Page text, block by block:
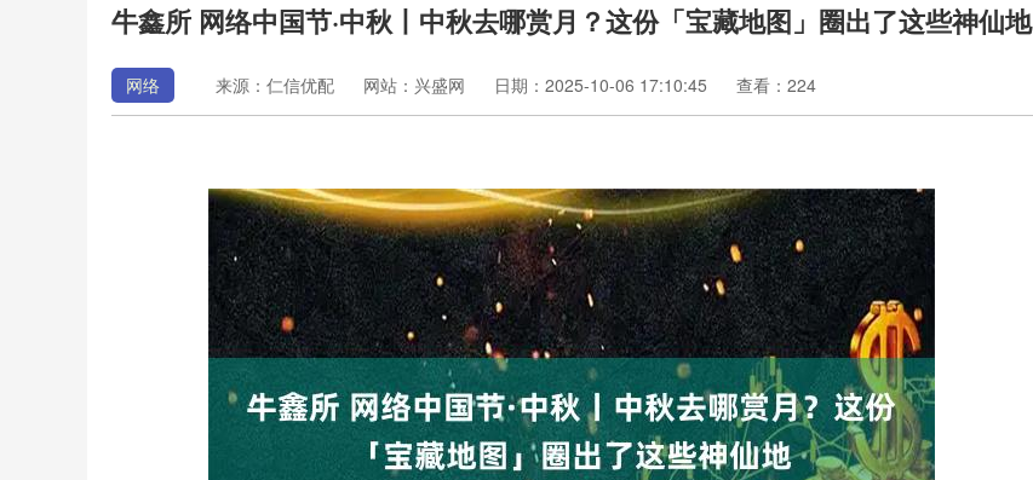
牛鑫所 网络中国节·中秋丨中秋去哪赏月？这份「宝藏地图」圈出了这些神仙地
网络 来源：仁信优配 网站：兴盛网 日期：2025-10-06 17:10:45 查看：224